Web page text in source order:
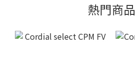
熱門商品